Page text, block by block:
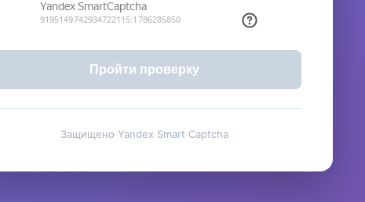
Пройти проверку
Защищено Yandex Smart Captcha